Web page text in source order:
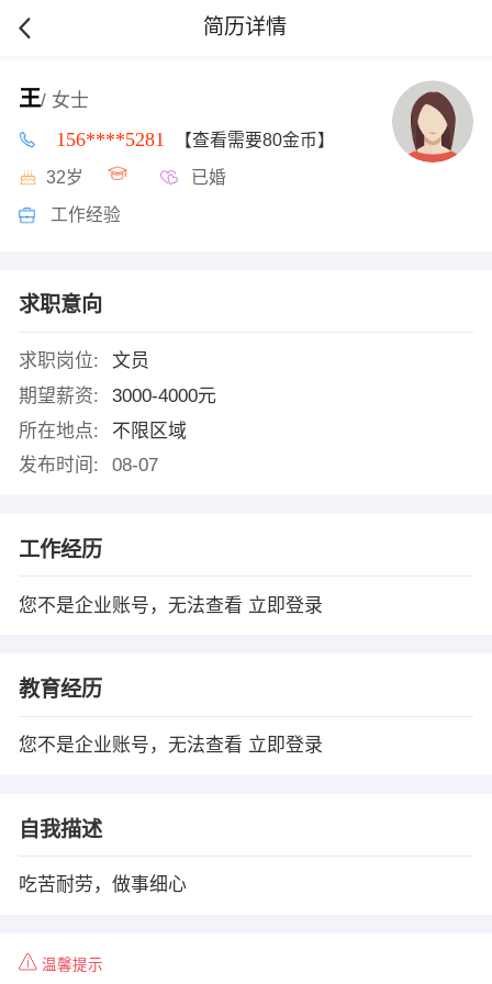
简历详情
王/ 女士
156****5281 【查看需要80金币】
32岁 已婚
工作经验
求职意向
求职岗位:
文员
期望薪资:
3000-4000元
所在地点:
不限区域
发布时间:
08-07
工作经历
您不是企业账号，无法查看 立即登录
教育经历
您不是企业账号，无法查看 立即登录
自我描述
吃苦耐劳，做事细心
温馨提示